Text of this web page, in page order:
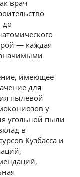
врач
до
— каждая
имеющее
для
пылевой
у
угольной пыли
в
Кузбасса и